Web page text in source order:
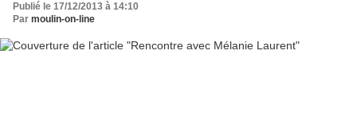
Publié le 17/12/2013 à 14:10
Par moulin-on-line